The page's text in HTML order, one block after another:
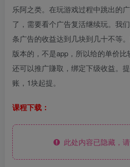
乐阿之类。在玩游戏过程中跳出的
了，需要看个广告复活继续玩。我
条广告的收益达到几块到几十不等
版本的，不是app，所以给的单价
还可以推广賺取，绑定下级收益。
账，1块起提。
课程下载：
此处内容已隐藏，